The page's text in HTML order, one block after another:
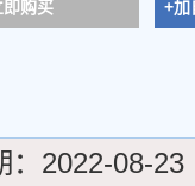
即购买 +加
2022-08-23